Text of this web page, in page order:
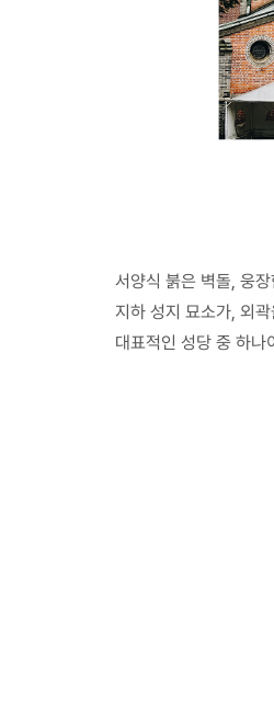
서양식 붉은 벽돌, 웅
지하 성지 묘소가, 외
대표적인 성당 중 하나